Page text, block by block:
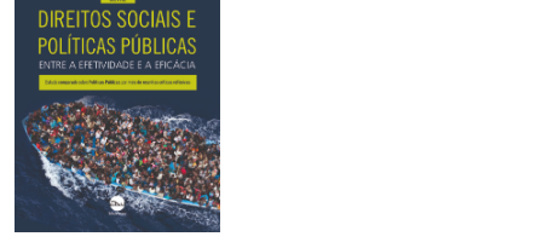
Unoesc
Internacionalização
I.nova